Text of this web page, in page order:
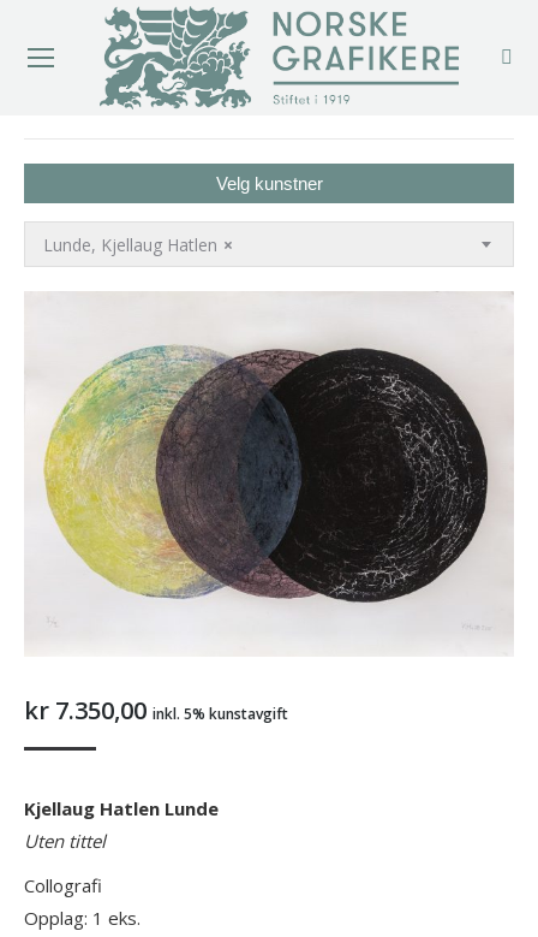
Velg kunstner
×
Lunde, Kjellaug Hatlen
kr 7.350,00 inkl. 5% kunstavgift
Kjellaug Hatlen Lunde
Uten tittel
Collografi
Opplag: 1 eks.